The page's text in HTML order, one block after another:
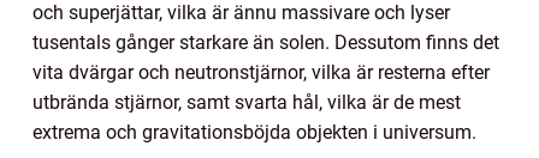
och superjättar, vilka är ännu massivare och lyser
tusentals gånger starkare än solen. Dessutom finns det
vita dvärgar och neutronstjärnor, vilka är resterna efter
utbrända stjärnor, samt svarta hål, vilka är de mest
extrema och gravitationsböjda objekten i universum.